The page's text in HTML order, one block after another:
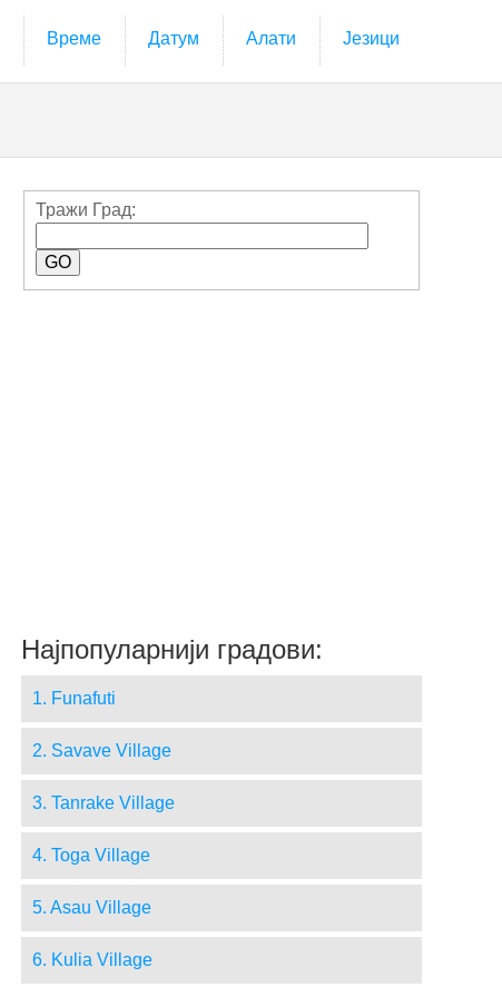
Време Датум Алати Језици
Тражи Град:
Најпопуларнији градови:
1. Funafuti
2. Savave Village
3. Tanrake Village
4. Toga Village
5. Asau Village
6. Kulia Village